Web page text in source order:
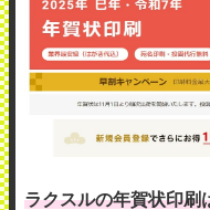
ラクスルの年賀状印刷